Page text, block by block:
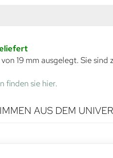
19 mm ausgelegt. Sie
finden sie hier.
AUS DEM